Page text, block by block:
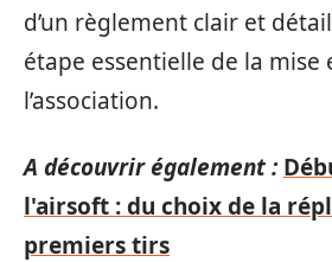
d’un règlement clair et
étape essentielle de la mise
l’association.
A découvrir également :
l'airsoft : du choix de la
premiers tirs